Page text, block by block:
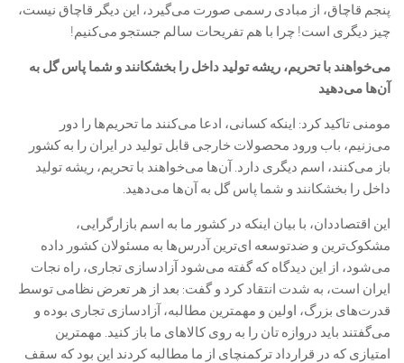
پنجم قاچاق، از مبادی رسمی صورت می‌گیرد، این دیگر قاچاق نیست،
چیز دیگری است! چرا با هم تفریحات سالم جستجو می‌کنیم!
‌می‌خواهند با تحریم، ریشه تولید داخل را بخشکانند و شما پاس گل به
آن‌ها می‌دهید
مومنی تاکید کرد: اینکه کسانی، ادعا می‌کنند ما تحریم‌ها را دور
می‌زنیم، باب ورود محصولات خارجی قابل تولید در ایران را به کشور
باز می‌کنند، اسم دیگری دارد. آن‌ها می‌خواهند با تحریم، ریشه تولید
داخل را بخشکانند و شما پاس گل به آن‌ها می‌دهید.
این اقتصاددان، با بیان اینکه در کشور ما به اسم بازارگرایی،
مشکوک‌ترین و ضدتوسعه ای‌ترین آدرس‌ها به مسئولان کشور داده
می‌شود، از این دیدگاه که گفته می‌شود آزادسازی تجاری، راه نجات
ایران است، به شدت انتقاد کرد و گفت: بعد از هر تعرض نظامی توسط
قدرت‌های بزرگ، اولین و مهمترین مطالبه، آزادسازی تجاری بوده و
می‌گفتند باید دروازه تان را به روی کالا‌های ما باز کنید. مهمترین
امتیازی که در قرارداد ترکمنچای از ما مطالبه کردند این بود که سقف